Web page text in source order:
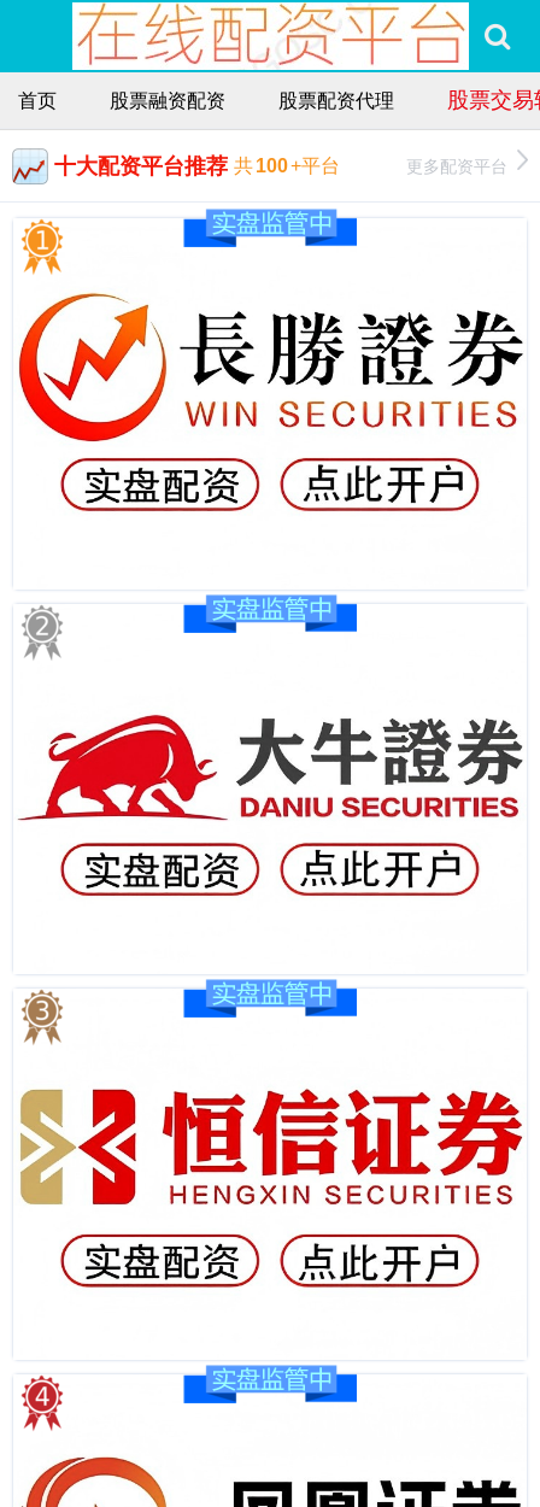
首页 股票融资配资 股票配资代理 股票交
十大配资平台推荐 共100+平台 更多配资平台